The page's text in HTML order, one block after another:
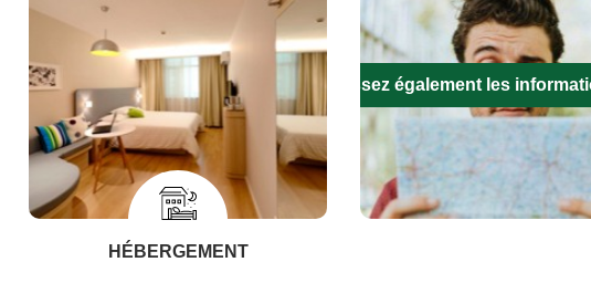
HÉBERGEMENT
Remplissez également les